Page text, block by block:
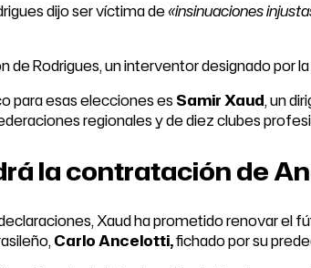
dijo ser víctima de«insinuaciones
de Rodrigues, un interventor designado por
para esas elecciones esSamir Xaud, un
regionales y de diez clubes
la contratación de
Xaud ha prometido renovar el
Carlo Ancelotti,fichado por su